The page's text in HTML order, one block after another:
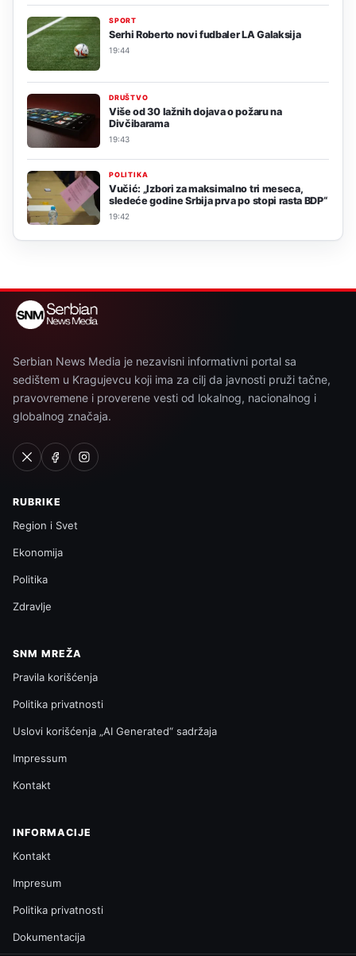
SPORT
Serhi Roberto novi fudbaler LA Galaksija
19:44
DRUŠTVO
Više od 30 lažnih dojava o požaru na
Divčibarama
19:43
POLITIKA
Vučić: „Izbori za maksimalno tri meseca,
sledeće godine Srbija prva po stopi rasta BDP“
19:42
Serbian News Media je nezavisni informativni portal sa
sedištem u Kragujevcu koji ima za cilj da javnosti pruži tačne,
pravovremene i proverene vesti od lokalnog, nacionalnog i
globalnog značaja.
RUBRIKE
Region i Svet
Ekonomija
Politika
Zdravlje
SNM MREŽA
Pravila korišćenja
Politika privatnosti
Uslovi korišćenja „AI Generated“ sadržaja
Impressum
Kontakt
INFORMACIJE
Kontakt
Impresum
Politika privatnosti
Dokumentacija